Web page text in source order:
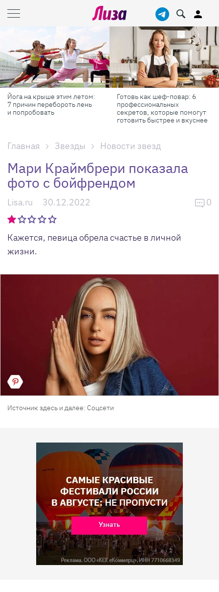
Йога на крыше этим летом:
7 причин перебороть лень
и попробовать
Готовь как шеф-повар: 6
профессиональных
секретов, которые помогут
готовить быстрее и вкуснее
Главная Звезды Новости звезд
Мари Краймбрери показала
фото с бойфрендом
Lisa.ru 30.12.2022 0
Кажется, певица обрела счастье в личной
жизни.
Источник здесь и далее: Соцсети